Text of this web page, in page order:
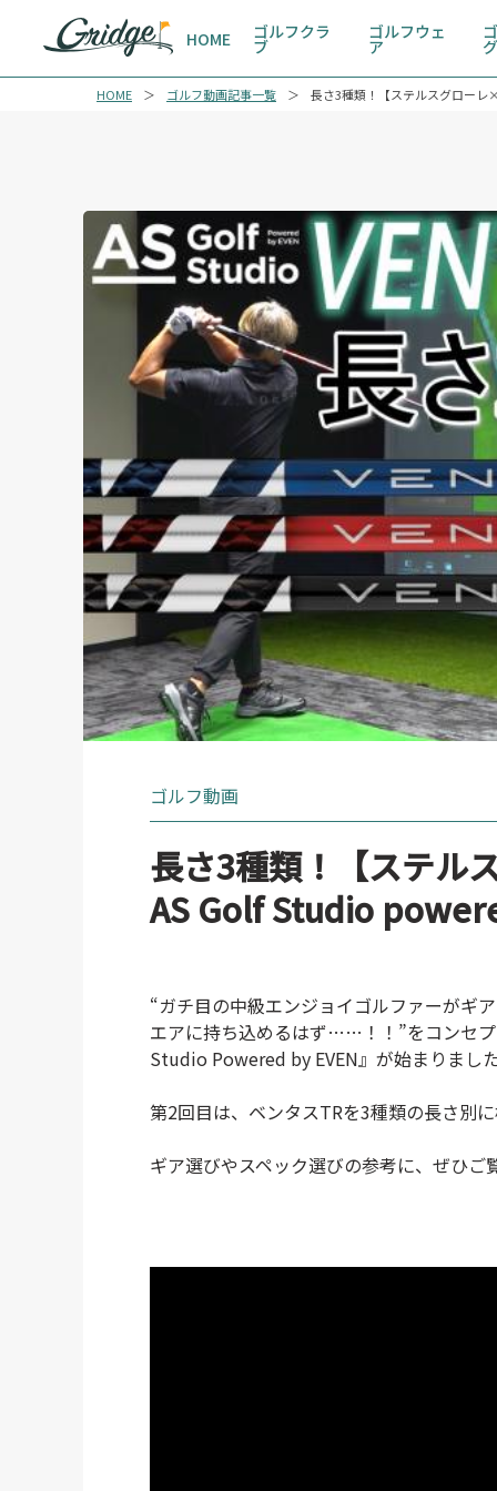
HOME ゴルフクラ
ブ
ゴルフウェ
ア
HOME ゴルフ動画記事一覧 長さ3種類！【ステルスグローレ
ゴルフ動画
長さ3種類！【ステル
AS Golf Studio
“ガチ目の中級エンジョイゴルファーがギ
エアに持ち込めるはず……！！”をコンセ
Studio Powered by EVEN』が始まりまし
第2回目は、ベンタスTRを3種類の長さ別
ギア選びやスペック選びの参考に、ぜひご